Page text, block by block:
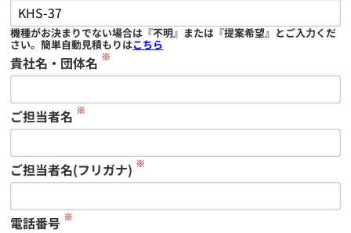
機種がお決まりでない場合は『不明』または『提案希望』とご入力くだ
さい。簡単自動見積もりはこちら
貴社名・団体名 ※
ご担当者名 ※
ご担当者名(フリガナ) ※
電話番号 ※